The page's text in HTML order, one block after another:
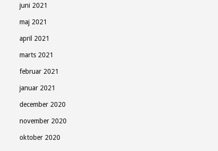
juni 2021
maj 2021
april 2021
marts 2021
februar 2021
januar 2021
december 2020
november 2020
oktober 2020